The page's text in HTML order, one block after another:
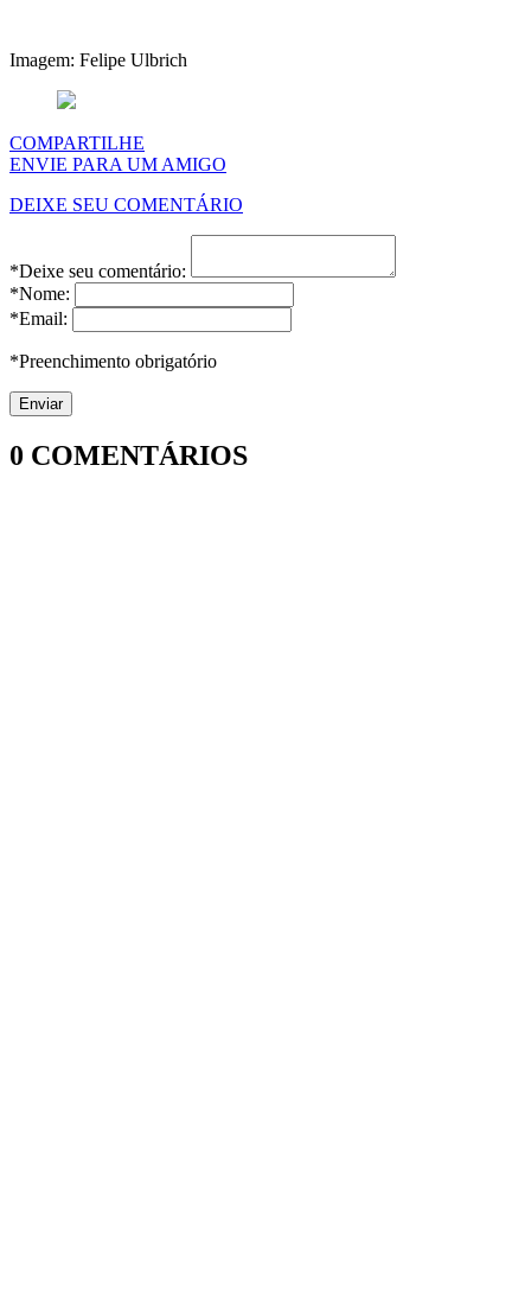
Imagem: Felipe Ulbrich
COMPARTILHE
ENVIE PARA UM AMIGO
DEIXE SEU COMENTÁRIO
*Deixe seu comentário:
*Nome:
*Email:
*Preenchimento obrigatório
0 COMENTÁRIOS